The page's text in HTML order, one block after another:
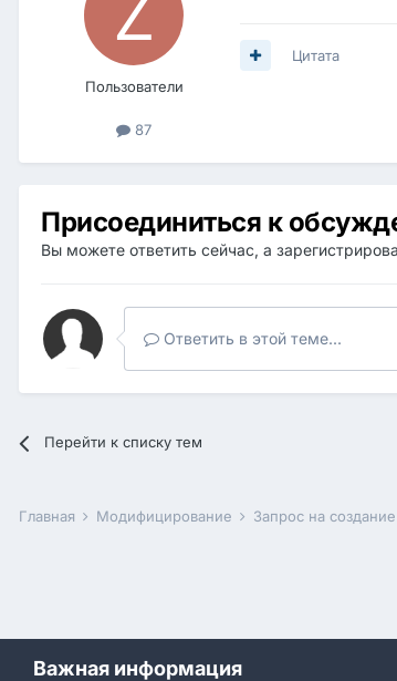
Пользователи
87
Цитата
Присоединиться к
Вы можете ответить сейчас, а
Ответить в этой теме...
Перейти к списку тем
Главная Модифицирование Запрос на
Важная информация